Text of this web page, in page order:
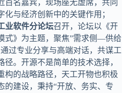
百名嘉宾，现场座无虚席，共同
与经济创新中的关键作用；
业软件分论坛召开，论坛以《开
》为主题，聚焦”需求侧—供给
过专业分享与高端对话，共谋工
径。开源不是简单的技术选择，
构的战略路径，天工开物也积极
的建设，秉持“开放、务实、专